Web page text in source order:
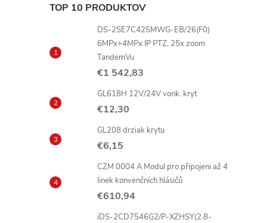
TOP 10 PRODUKTOV
DS-2SE7C425MWG-EB/26(F0)
6MPx+4MPx IP PTZ, 25x zoom
TandemVu
€1 542,83
GL618H 12V/24V vonk. kryt
€12,30
GL208 drziak krytu
€6,15
CZM 0004 A Modul pro připojeni až 4
linek konvenčních hlásičů
€610,94
iDS-2CD7546G2/P-XZHSY(2.8-